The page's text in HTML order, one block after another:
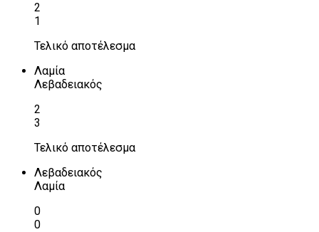
2
1
Τελικό αποτέλεσμα
Λαμία
Λεβαδειακός
2
3
Τελικό αποτέλεσμα
Λεβαδειακός
Λαμία
0
0